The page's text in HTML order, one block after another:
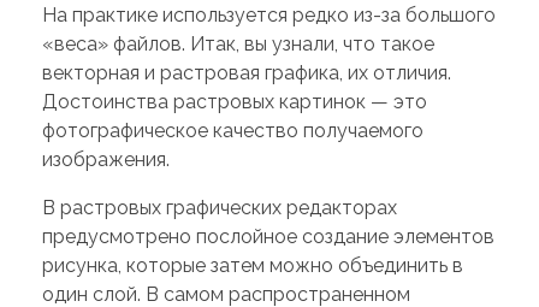
На практике используется редко из-за большого
«веса» файлов. Итак, вы узнали, что такое
векторная и растровая графика, их отличия.
Достоинства растровых картинок — это
фотографическое качество получаемого
изображения.
В растровых графических редакторах
предусмотрено послойное создание элементов
рисунка, которые затем можно объединить в
один слой. В самом распространенном